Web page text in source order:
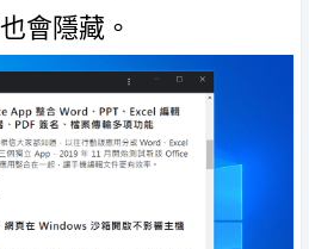
會隱藏。